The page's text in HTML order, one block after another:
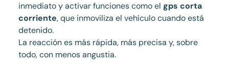
inmediato y activar funciones como el gps corta
corriente, que inmoviliza el vehículo cuando está
detenido.
La reacción es más rápida, más precisa y, sobre
todo, con menos angustia.